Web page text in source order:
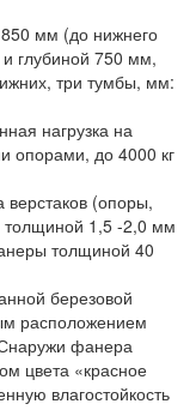
мм (до нижнего
глубиной 750 мм,
три тумбы, мм:
нагрузка на
опорами, до 4000 кг
(опоры,
толщиной 1,5 -2,0 мм
толщиной 40
березовой
расположением
фанера
цвета «красное
влагостойкость